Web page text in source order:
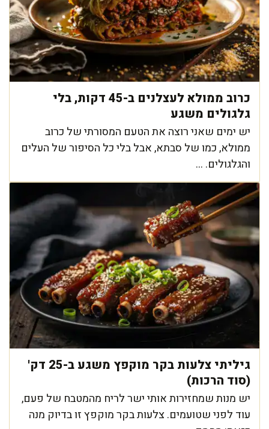
כרוב ממולא לעצלנים ב-45 דקות, בלי
גלגולים משגע
יש ימים שאני רוצה את הטעם המסורתי של כרוב
ממולא, כמו של סבתא, אבל בלי כל הסיפור של העלים
והגלגולים. ...
גיליתי צלעות בקר מוקפץ משגע ב-25 דק'
(סוד הרכות)
יש מנות שמחזירות אותי ישר לריח מהמטבח של פעם,
עוד לפני שטועמים. צלעות בקר מוקפץ זו בדיוק מנה